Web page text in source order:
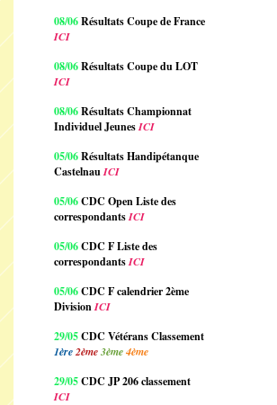
08/06Résultats Coupe de France
ICI
08/06Résultats Coupe du LOT
ICI
08/06Résultats Championnat
Individuel JeunesICI
05/06Résultats Handipétanque
CastelnauICI
05/06CDC Open Liste des
correspondantsICI
05/06CDC F Liste des
correspondantsICI
05/06CDC F calendrier 2ème
DivisionICI
29/05CDC Vétérans Classement
1ère2ème3ème4ème
29/05CDC JP 206 classement
ICI